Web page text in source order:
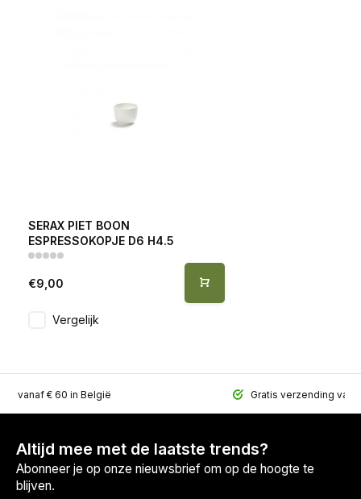
SERAX PIET BOON
ESPRESSOKOPJE D6 H4.5
€9,00
Vergelijk
vanaf € 60 in België Gratis verzending
Altijd mee met de laatste trends?
Abonneer je op onze nieuwsbrief om op de hoogte te
blijven.